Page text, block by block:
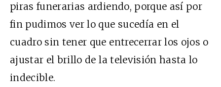
piras funerarias ardiendo, porque así por
fin pudimos ver lo que sucedía en el
cuadro sin tener que entrecerrar los ojos o
ajustar el brillo de la televisión hasta lo
indecible.